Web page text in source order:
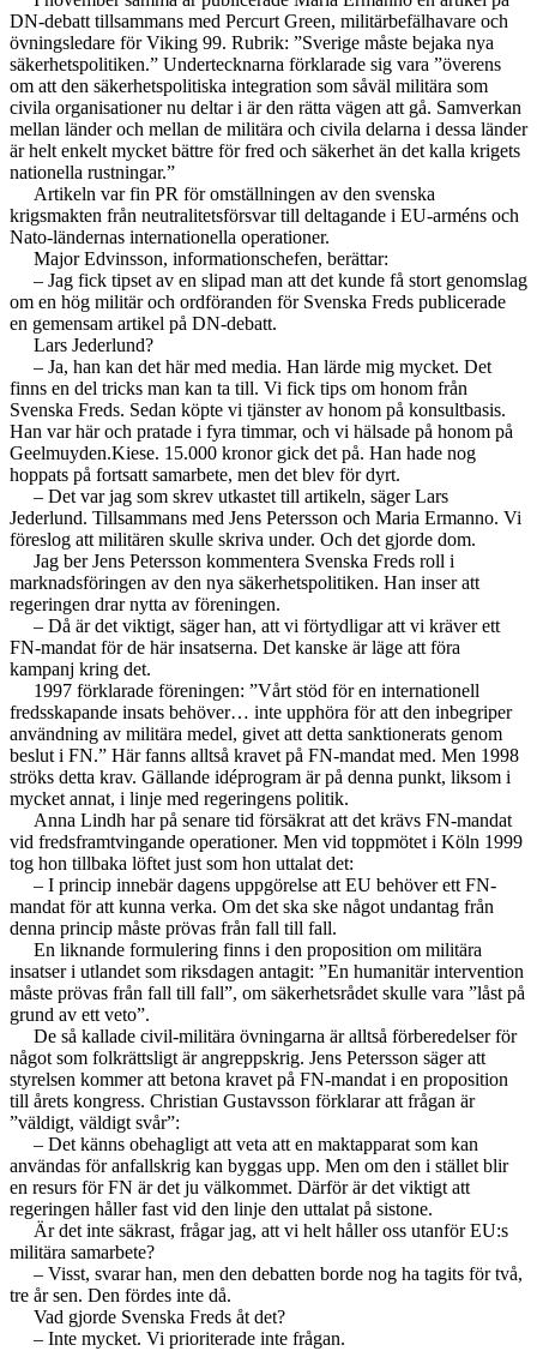
DN-debatt tillsammans med Percurt Green, militärbefälhavare och
övningsledare för Viking 99. Rubrik: ”Sverige måste bejaka nya
säkerhetspolitiken.” Undertecknarna förklarade sig vara ”överens
om att den säkerhetspolitiska integration som såväl militära som
civila organisationer nu deltar i är den rätta vägen att gå. Samverkan
mellan länder och mellan de militära och civila delarna i dessa länder
är helt enkelt mycket bättre för fred och säkerhet än det kalla krigets
nationella rustningar.”
Artikeln var fin PR för omställningen av den svenska
krigsmakten från neutralitetsförsvar till deltagande i EU-arméns och
Nato-ländernas internationella operationer.
Major Edvinsson, informationschefen, berättar:
– Jag fick tipset av en slipad man att det kunde få stort genomslag
om en hög militär och ordföranden för Svenska Freds publicerade
en gemensam artikel på DN-debatt.
Lars Jederlund?
– Ja, han kan det här med media. Han lärde mig mycket. Det
finns en del tricks man kan ta till. Vi fick tips om honom från
Svenska Freds. Sedan köpte vi tjänster av honom på konsultbasis.
Han var här och pratade i fyra timmar, och vi hälsade på honom på
Geelmuyden.Kiese. 15.000 kronor gick det på. Han hade nog
hoppats på fortsatt samarbete, men det blev för dyrt.
– Det var jag som skrev utkastet till artikeln, säger Lars
Jederlund. Tillsammans med Jens Petersson och Maria Ermanno. Vi
föreslog att militären skulle skriva under. Och det gjorde dom.
Jag ber Jens Petersson kommentera Svenska Freds roll i
marknadsföringen av den nya säkerhetspolitiken. Han inser att
regeringen drar nytta av föreningen.
– Då är det viktigt, säger han, att vi förtydligar att vi kräver ett
FN-mandat för de här insatserna. Det kanske är läge att föra
kampanj kring det.
1997 förklarade föreningen: ”Vårt stöd för en internationell
fredsskapande insats behöver… inte upphöra för att den inbegriper
användning av militära medel, givet att detta sanktionerats genom
beslut i FN.” Här fanns alltså kravet på FN-mandat med. Men 1998
ströks detta krav. Gällande idéprogram är på denna punkt, liksom i
mycket annat, i linje med regeringens politik.
Anna Lindh har på senare tid försäkrat att det krävs FN-mandat
vid fredsframtvingande operationer. Men vid toppmötet i Köln 1999
tog hon tillbaka löftet just som hon uttalat det:
– I princip innebär dagens uppgörelse att EU behöver ett FN-
mandat för att kunna verka. Om det ska ske något undantag från
denna princip måste prövas från fall till fall.
En liknande formulering finns i den proposition om militära
insatser i utlandet som riksdagen antagit: ”En humanitär intervention
måste prövas från fall till fall”, om säkerhetsrådet skulle vara ”låst på
grund av ett veto”.
De så kallade civil-militära övningarna är alltså förberedelser för
något som folkrättsligt är angreppskrig. Jens Petersson säger att
styrelsen kommer att betona kravet på FN-mandat i en proposition
till årets kongress. Christian Gustavsson förklarar att frågan är
”väldigt, väldigt svår”:
– Det känns obehagligt att veta att en maktapparat som kan
användas för anfallskrig kan byggas upp. Men om den i stället blir
en resurs för FN är det ju välkommet. Därför är det viktigt att
regeringen håller fast vid den linje den uttalat på sistone.
Är det inte säkrast, frågar jag, att vi helt håller oss utanför EU:s
militära samarbete?
– Visst, svarar han, men den debatten borde nog ha tagits för två,
tre år sen. Den fördes inte då.
Vad gjorde Svenska Freds åt det?
– Inte mycket. Vi prioriterade inte frågan.